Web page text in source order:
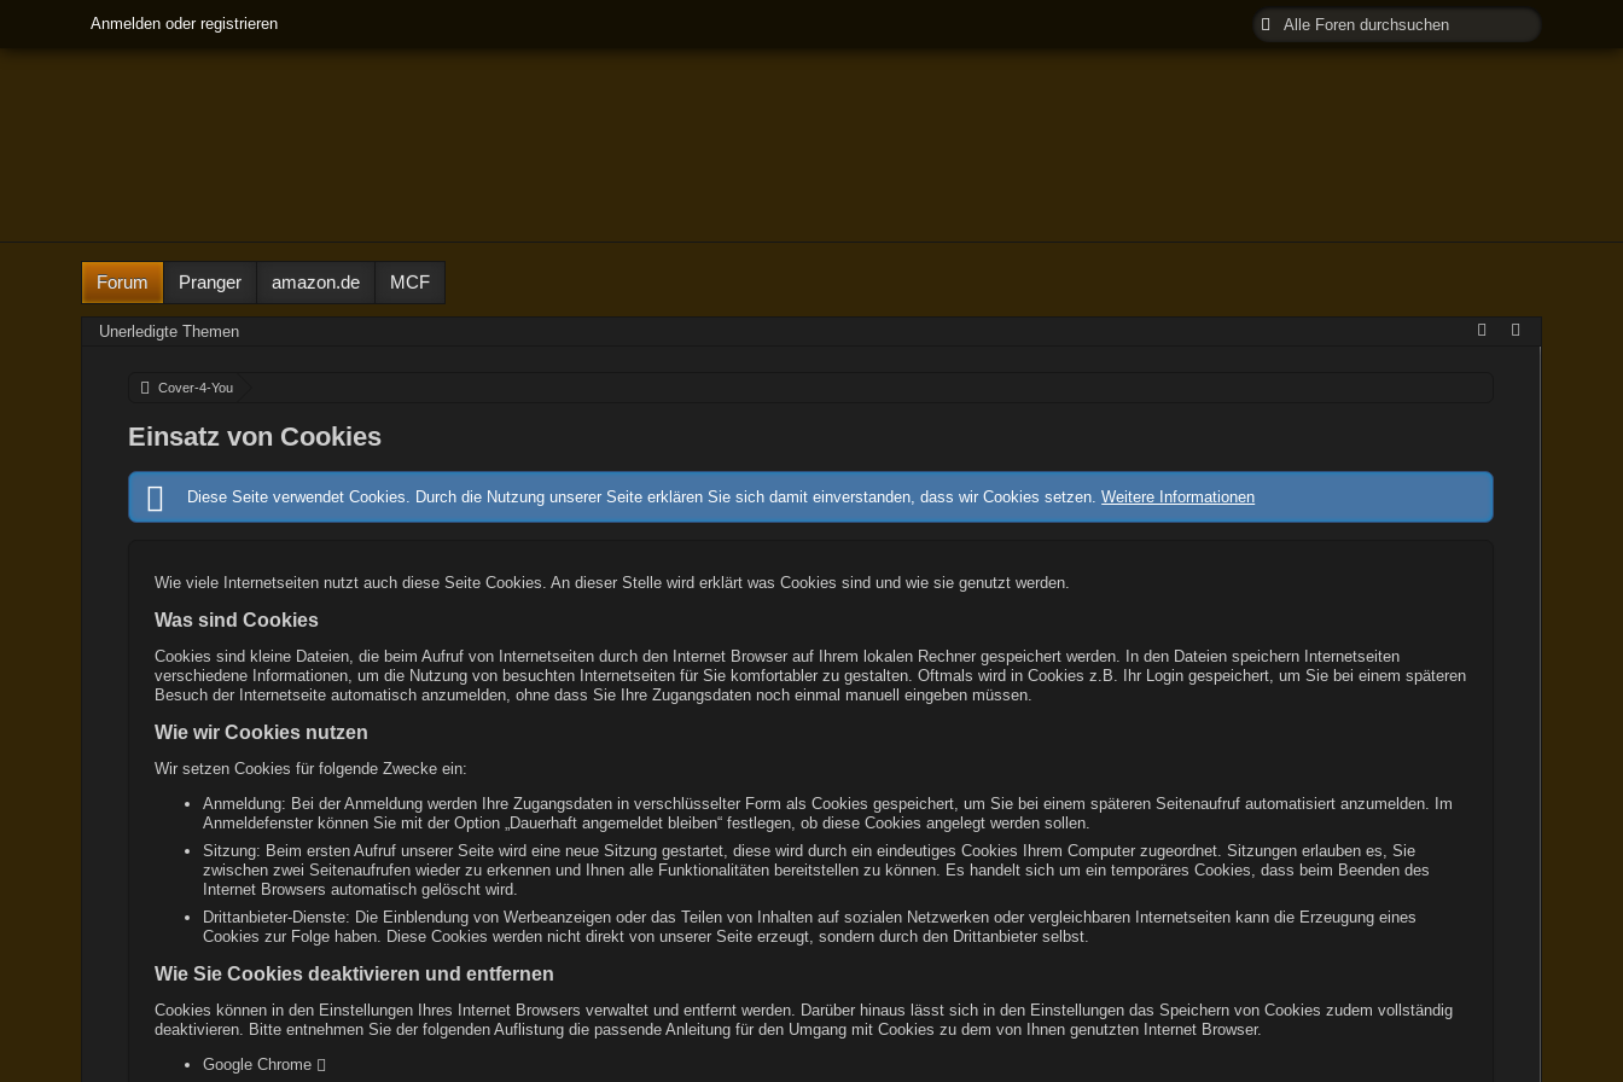
Anmelden oder registrieren
Forum Pranger amazon.de MCF
Unerledigte Themen
Cover-4-You
Einsatz von Cookies
Diese Seite verwendet Cookies. Durch die Nutzung unserer Seite erklären Sie sich damit einverstanden, dass wir Cookies setzen.Weitere Informationen
Wie viele Internetseiten nutzt auch diese Seite Cookies. An dieser Stelle wird erklärt was Cookies sind und wie sie genutzt werden.
Was sind Cookies
Cookies sind kleine Dateien, die beim Aufruf von Internetseiten durch den Internet Browser auf Ihrem lokalen Rechner gespeichert werden. In den Dateien speichern Internetseiten
verschiedene Informationen, um die Nutzung von besuchten Internetseiten für Sie komfortabler zu gestalten. Oftmals wird in Cookies z.B. Ihr Login gespeichert, um Sie bei einem späteren
Besuch der Internetseite automatisch anzumelden, ohne dass Sie Ihre Zugangsdaten noch einmal manuell eingeben müssen.
Wie wir Cookies nutzen
Wir setzen Cookies für folgende Zwecke ein:
Anmeldung: Bei der Anmeldung werden Ihre Zugangsdaten in verschlüsselter Form als Cookies gespeichert, um Sie bei einem späteren Seitenaufruf automatisiert anzumelden. Im
Anmeldefenster können Sie mit der Option „Dauerhaft angemeldet bleiben“ festlegen, ob diese Cookies angelegt werden sollen.
Sitzung: Beim ersten Aufruf unserer Seite wird eine neue Sitzung gestartet, diese wird durch ein eindeutiges Cookies Ihrem Computer zugeordnet. Sitzungen erlauben es, Sie
zwischen zwei Seitenaufrufen wieder zu erkennen und Ihnen alle Funktionalitäten bereitstellen zu können. Es handelt sich um ein temporäres Cookies, dass beim Beenden des
Internet Browsers automatisch gelöscht wird.
Drittanbieter-Dienste: Die Einblendung von Werbeanzeigen oder das Teilen von Inhalten auf sozialen Netzwerken oder vergleichbaren Internetseiten kann die Erzeugung eines
Cookies zur Folge haben. Diese Cookies werden nicht direkt von unserer Seite erzeugt, sondern durch den Drittanbieter selbst.
Wie Sie Cookies deaktivieren und entfernen
Cookies können in den Einstellungen Ihres Internet Browsers verwaltet und entfernt werden. Darüber hinaus lässt sich in den Einstellungen das Speichern von Cookies zudem vollständig
deaktivieren. Bitte entnehmen Sie der folgenden Auflistung die passende Anleitung für den Umgang mit Cookies zu dem von Ihnen genutzten Internet Browser.
Google Chrome